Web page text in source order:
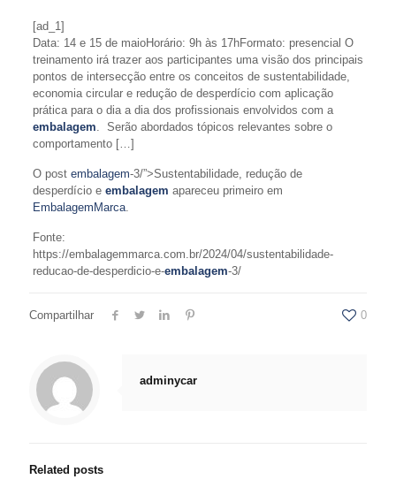
[ad_1]
Data: 14 e 15 de maioHorário: 9h às 17hFormato: presencial O
treinamento irá trazer aos participantes uma visão dos principais
pontos de intersecção entre os conceitos de sustentabilidade,
economia circular e redução de desperdício com aplicação
prática para o dia a dia dos profissionais envolvidos com a
embalagem . Serão abordados tópicos relevantes sobre o
comportamento […]
O post embalagem-3/”>Sustentabilidade, redução de
desperdício e embalagem apareceu primeiro em
EmbalagemMarca.
Fonte:
https://embalagemmarca.com.br/2024/04/sustentabilidade-
reducao-de-desperdicio-e-embalagem-3/
Compartilhar 0
adminycar
Related posts